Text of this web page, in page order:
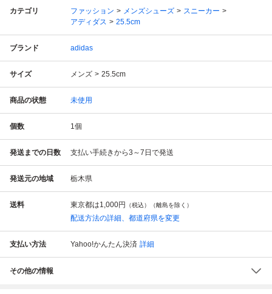
カテゴリ ファッション メンズシューズ
スニーカー
アディダス
25.5cm
ブランド adidas
サイズ メンズ 25.5cm
商品の状態 未使用
個数 1個
発送までの日数 支払い手続きから3～7日で発送
発送元の地域 栃木県
送料 東京都は1,000円 （税込）（離島を除く）
配送方法の詳細、都道府県を変更
支払い方法 Yahoo!かんたん決済 詳細
その他の情報